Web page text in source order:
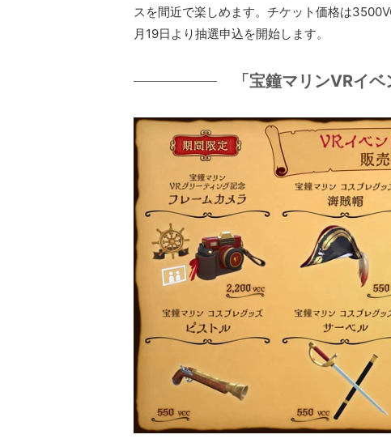
スを間近で楽しめます。チケット価格は
月19日より抽選申込を開始します。
「宝鐘マリンVRイ